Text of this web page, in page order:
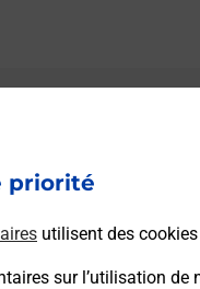
priorité
utilisent des
sur l’utilisation de
9 Place De La